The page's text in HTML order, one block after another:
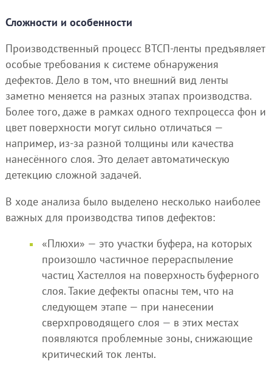
Сложности и особенности
Производственный процесс ВТСП-ленты предъявляет
особые требования к системе обнаружения
дефектов. Дело в том, что внешний вид ленты
заметно меняется на разных этапах производства.
Более того, даже в рамках одного техпроцесса фон и
цвет поверхности могут сильно отличаться —
например, из-за разной толщины или качества
нанесённого слоя. Это делает автоматическую
детекцию сложной задачей.
В ходе анализа было выделено несколько наиболее
важных для производства типов дефектов:
«Плюхи» — это участки буфера, на которых
произошло частичное перераспыление
частиц Хастеллоя на поверхность буферного
слоя. Такие дефекты опасны тем, что на
следующем этапе — при нанесении
сверхпроводящего слоя — в этих местах
появляются проблемные зоны, снижающие
критический ток ленты.